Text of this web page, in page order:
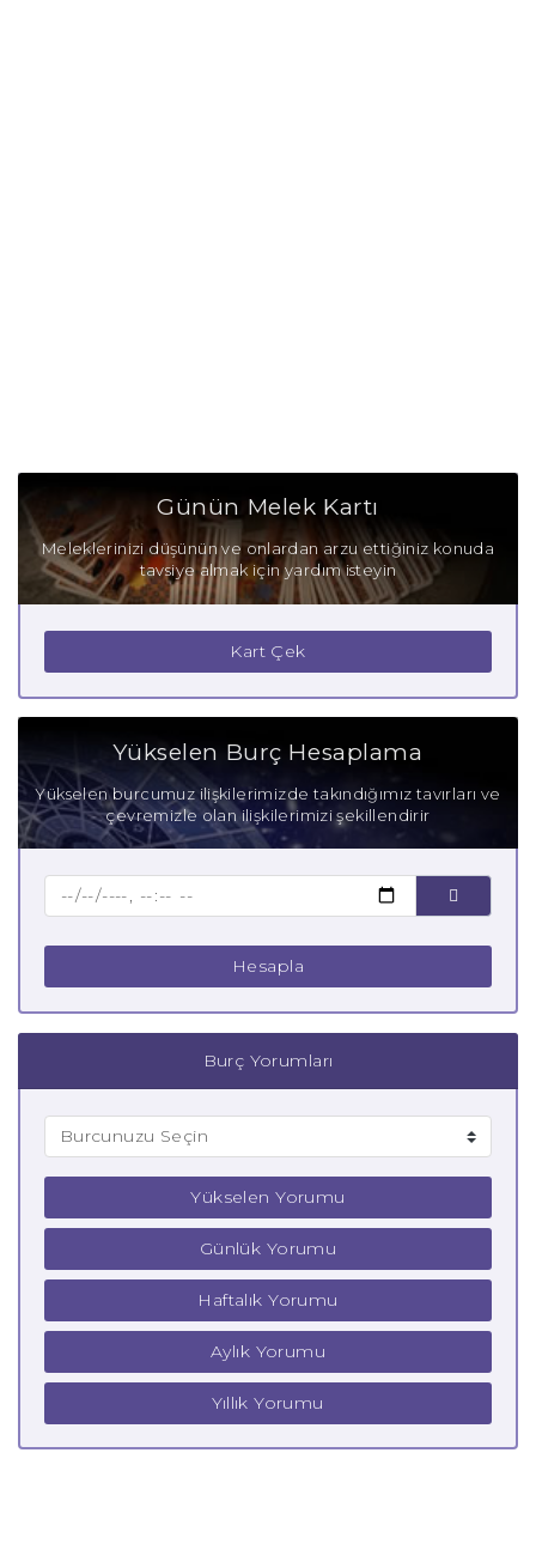
Yengeç Burcu Olumlu Yönleri
Yengeç Burcu Olumsuz Yönleri
Yengeç Burcu Gizli Tutkuları
Yengeç Burcu Güçlü Yanları
Yengeç Burcu Zayıf Yanları
Anne Yengeç Burcu
Baba Yengeç Burcu
Günün Melek Kartı
Meleklerinizi düşünün ve onlardan arzu ettiğiniz konuda
tavsiye almak için yardım isteyin
Kart Çek
Yükselen Burç Hesaplama
Yükselen burcumuz ilişkilerimizde takındığımız tavırları ve
çevremizle olan ilişkilerimizi şekillendirir
Hesapla
Burç Yorumları
Yükselen Yorumu
Günlük Yorumu
Haftalık Yorumu
Aylık Yorumu
Yıllık Yorumu